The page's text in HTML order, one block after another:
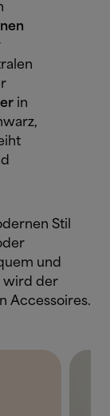
in
Stil
und
wird der
Accessoires.